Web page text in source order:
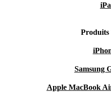
Produits
Samsung
Apple MacBook